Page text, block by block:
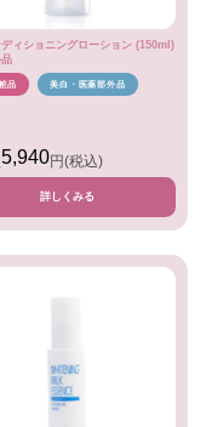
ィショニングローション (150ml)
品
品 美白・医薬部外品
5,940円(税込)
詳しくみる